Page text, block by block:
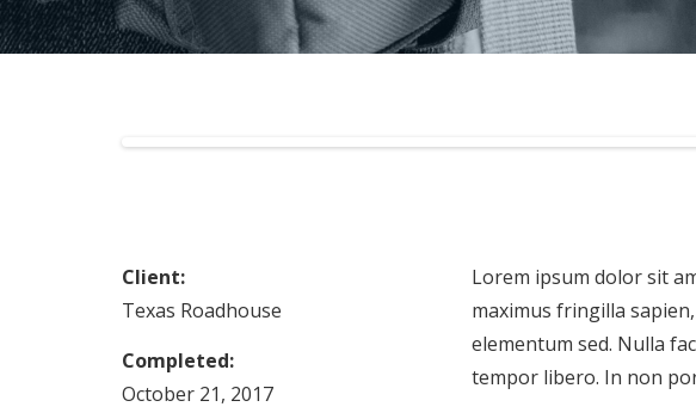
Client:
Texas Roadhouse
Completed:
October 21, 2017
Lorem ipsum dolor sit
maximus fringilla
elementum sed. Nulla
tempor libero. In non